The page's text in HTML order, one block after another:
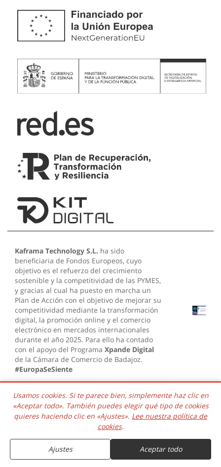
COMPRAR
11.5€12.65€ Entrega estimada el 7 de Agosto
Kaframa Technology S.L. ha sido
beneficiaria de Fondos Europeos, cuyo
objetivo es el refuerzo del crecimiento
sostenible y la competitividad de las PYMES,
y gracias al cual ha puesto en marcha un
Plan de Acción con el objetivo de mejorar su
competitividad mediante la transformación
digital, la promoción online y el comercio
electrónico en mercados internacionales
durante el año 2025. Para ello ha contado
con el apoyo del Programa Xpande Digital
de la Cámara de Comercio de Badajoz.
#EuropaSeSiente
Kaframa Technology S.L.ha sido
beneficiaria de Fondos Europeos, cuyo
objetivo es la mejora de la competitividad
de las PYMES, y gracias al cual ha puesto en
marcha un Plan de Acción con el objetivo
de impulsar el uso seguro y fiable del
Usamos cookies. Si te parece bien, simplemente haz clic en
«Aceptar todo». También puedes elegir qué tipo de cookies
quieres haciendo clic en «Ajustes». Lee nuestra política de
cookies.
Ajustes Aceptar todo